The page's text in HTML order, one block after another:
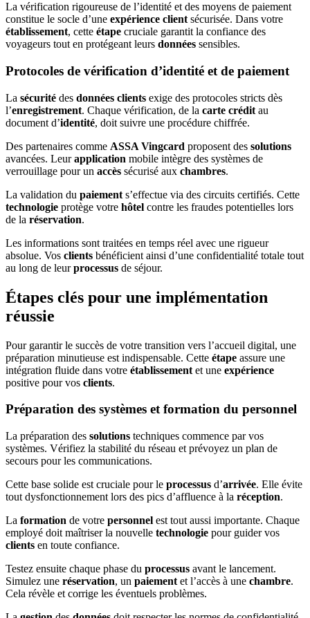
La vérification rigoureuse de l’identité et des moyens de paiement
constitue le socle d’une expérience clientsécurisée. Dans votre
établissement, cette étape cruciale garantit la confiance des
voyageurs tout en protégeant leurs données sensibles.
Protocoles de vérification d’identité et de paiement
La sécurité des données clients exige des protocoles stricts dès
l’enregistrement. Chaque vérification, de la carte crédit au
document d’identité, doit suivre une procédure chiffrée.
Des partenaires comme ASSA Vingcard proposent des solutions
avancées. Leurapplication mobile intègre des systèmes de
verrouillage pour un accès sécurisé aux chambres.
La validation du paiement s’effectue via des circuits certifiés. Cette
technologie protège votre hôtel contre les fraudes potentielles lors
de la réservation.
Les informations sont traitées en temps réel avec une rigueur
absolue. Vos clients bénéficient ainsi d’une confidentialité totale tout
au long de leurprocessus de séjour.
Étapes clés pour une implémentation
réussie
Pour garantir le succès de votre transition vers l’accueil digital, une
préparation minutieuse est indispensable. Cette étape assure une
intégration fluide dans votre établissement et une expérience
positive pour vos clients.
Préparation des systèmes et formation du personnel
La préparation des solutions techniques commence par vos
systèmes. Vérifiez la stabilité du réseau et prévoyez un plan de
secours pour les communications.
Cette base solide est cruciale pour le processus d’arrivée. Elle évite
tout dysfonctionnement lors des pics d’affluence à la réception.
La formation de votre personnel est tout aussi importante. Chaque
employé doit maîtriser la nouvelle technologie pour guider vos
clients en toute confiance.
Testez ensuite chaque phase du processus avant le lancement.
Simulez une réservation, un paiement et l’accès à une chambre.
Cela révèle et corrige les éventuels problèmes.